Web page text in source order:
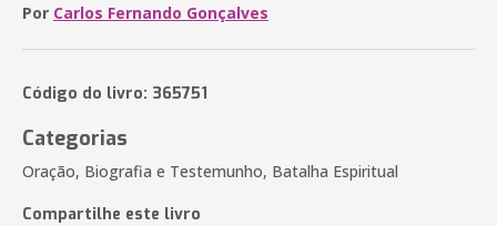
Por Carlos Fernando Gonçalves
Código do livro: 365751
Categorias
Oração, Biografia e Testemunho, Batalha Espiritual
Compartilhe este livro